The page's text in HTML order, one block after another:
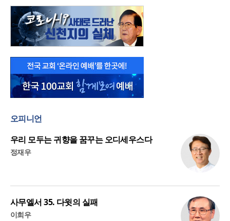
오피니언
우리 모두는 귀향을 꿈꾸는 오디세우스다
정재우
사무엘서 35. 다윗의 실패
이희우